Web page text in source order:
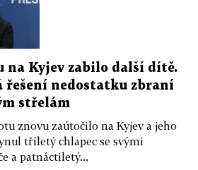
na Kyjev zabilo další dítě.
řešení nedostatku zbraní
střelám
znovu zaútočilo na Kyjev a jeho
tříletý chlapec se svými
a patnáctiletý...